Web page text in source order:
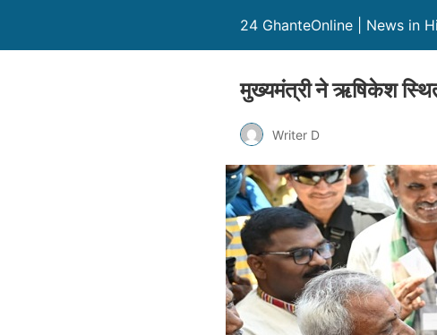
24 GhanteOnline | News in
मुख्यमंत्री ने ऋषिकेश
Writer D